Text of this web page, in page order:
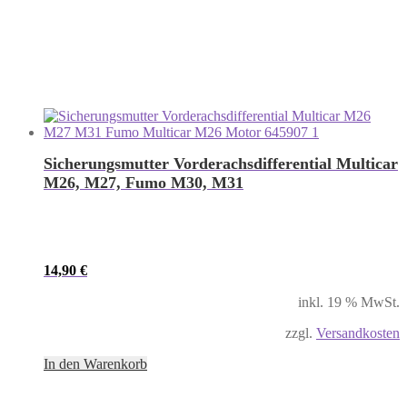
Sicherungsmutter Vorderachsdifferential Multicar
M26, M27, Fumo M30, M31
14,90 €
inkl. 19 % MwSt.
zzgl. Versandkosten
In den Warenkorb